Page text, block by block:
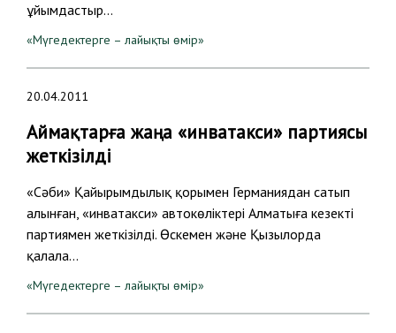
ұйымдастыр…
«Мүгедектерге – лайықты өмір»
20.04.2011
Аймақтарға жаңа «инватакси» партиясы
жеткізілді
«Сәби» Қайырымдылық қорымен Германиядан сатып
алынған, «инватакси» автокөліктері Алматыға кезекті
партиямен жеткізілді. Өскемен және Қызылорда
қалала…
«Мүгедектерге – лайықты өмір»